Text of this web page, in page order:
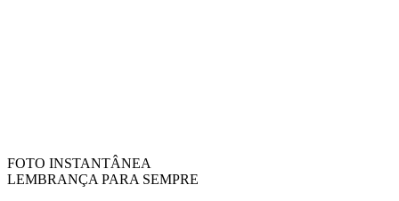
FOTO INSTANTÂNEA
LEMBRANÇA PARA SEMPRE